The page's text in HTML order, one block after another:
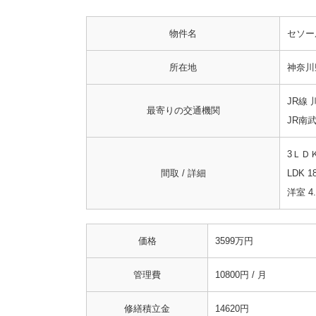
物件名 セソ
所在地 神奈
最寄りの交通機関
JR線
JR南
間取 / 詳細
3ＬＤ
LDK
洋室
価格 3599万円
管理費 10800円 / 月
修繕積立金 14620円